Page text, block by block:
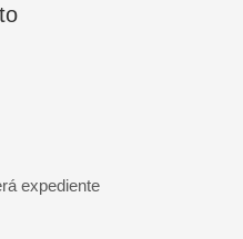
expediente